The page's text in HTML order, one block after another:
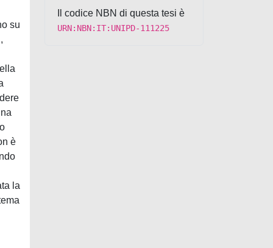
su
è
la
Il codice NBN di questa tesi è
URN:NBN:IT:UNIPD-111225